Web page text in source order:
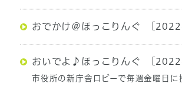
おでかけ＠ほっこりんぐ [2022
おいでよ♪ほっこりんぐ [2022
市役所の新庁舎ロビーで毎週金曜日に